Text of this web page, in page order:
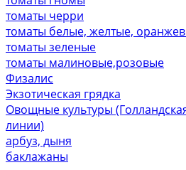
томаты черри
томаты белые, желтые,
томаты зеленые
томаты малиновые,розовые
Физалис
Экзотическая грядка
Овощные культуры
линии)
арбуз, дыня
баклажаны